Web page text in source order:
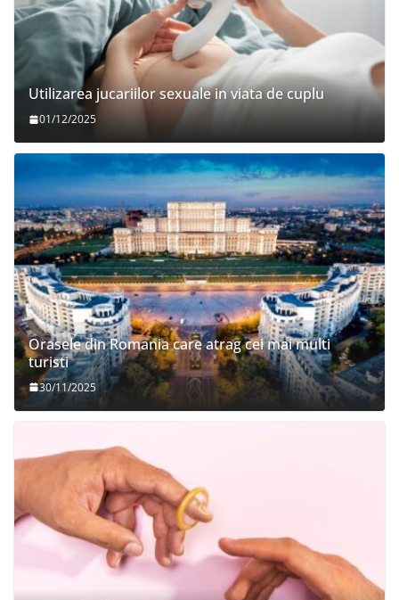
Utilizarea jucariilor sexuale in viata de cuplu
01/12/2025
Orasele din Romania care atrag cei mai multi
turisti
30/11/2025